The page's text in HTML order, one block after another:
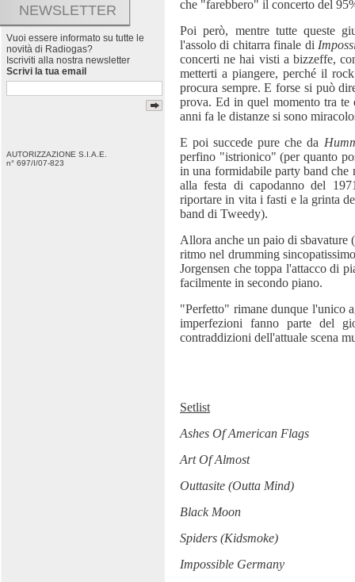
NEWSLETTER
Vuoi essere informato su tutte le
novità di Radiogas?
Iscriviti alla nostra newsletter
Scrivi la tua email
AUTORIZZAZIONE S.I.A.E.
n° 697/I/07-823
che "farebbero" il concerto del
Poi però, mentre tutte queste
l'assolo di chitarra finale di
concerti ne hai visti a bizzeffe,
metterti a piangere, perché il
procura sempre. E forse si può
prova. Ed in quel momento tra
anni fa le distanze si sono
E poi succede pure che da
perfino "istrionico" (per quanto
in una formidabile party band che
alla festa di capodanno del
riportare in vita i fasti e la grinta
band di Tweedy).
Allora anche un paio di sbavature
ritmo nel drumming
Jorgensen che toppa l'attacco di
facilmente in secondo piano.
"Perfetto" rimane dunque l'unico
imperfezioni fanno parte del
contraddizioni dell'attuale scena
Setlist
Ashes Of American Flags
Art Of Almost
Outtasite (Outta Mind)
Black Moon
Spiders (Kidsmoke)
Impossible Germany